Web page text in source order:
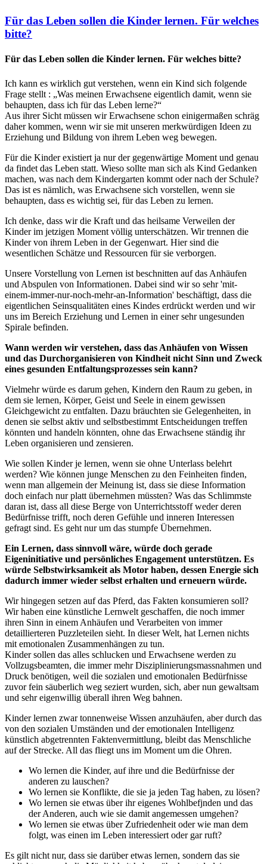
Für das Leben sollen die Kinder lernen. Für welches
bitte?
Für das Leben sollen die Kinder lernen. Für welches bitte?
Ich kann es wirklich gut verstehen, wenn ein Kind sich folgende
Frage stellt : „Was meinen Erwachsene eigentlich damit, wenn sie
behaupten, dass ich für das Leben lerne?“
Aus ihrer Sicht müssen wir Erwachsene schon einigermaßen schräg
daher kommen, wenn wir sie mit unseren merkwürdigen Ideen zu
Erziehung und Bildung von ihrem Leben weg bewegen.
Für die Kinder existiert ja nur der gegenwärtige Moment und genau
da findet das Leben statt. Wieso sollte man sich als Kind Gedanken
machen, was nach dem Kindergarten kommt oder nach der Schule?
Das ist es nämlich, was Erwachsene sich vorstellen, wenn sie
behaupten, dass es wichtig sei, für das Leben zu lernen.
Ich denke, dass wir die Kraft und das heilsame Verweilen der
Kinder im jetzigen Moment völlig unterschätzen. Wir trennen die
Kinder von ihrem Leben in der Gegenwart. Hier sind die
wesentlichen Schätze und Ressourcen für sie verborgen.
Unsere Vorstellung von Lernen ist beschnitten auf das Anhäufen
und Abspulen von Informationen. Dabei sind wir so sehr 'mit-
einem-immer-nur-noch-mehr-an-Information' beschäftigt, dass die
eigentlichen Seinsqualitäten eines Kindes erdrückt werden und wir
uns im Bereich Erziehung und Lernen in einer sehr ungesunden
Spirale befinden.
Wann werden wir verstehen, dass das Anhäufen von Wissen
und das Durchorganisieren von Kindheit nicht Sinn und Zweck
eines gesunden Entfaltungsprozesses sein kann?
Vielmehr würde es darum gehen, Kindern den Raum zu geben, in
dem sie lernen, Körper, Geist und Seele in einem gewissen
Gleichgewicht zu entfalten. Dazu bräuchten sie Gelegenheiten, in
denen sie selbst aktiv und selbstbestimmt Entscheidungen treffen
könnten und handeln könnten, ohne das Erwachsene ständig ihr
Leben organisieren und zensieren.
Wie sollen Kinder je lernen, wenn sie ohne Unterlass belehrt
werden? Wie können junge Menschen zu den Feinheiten finden,
wenn man allgemein der Meinung ist, dass sie diese Information
doch einfach nur platt übernehmen müssten? Was das Schlimmste
daran ist, dass all diese Berge von Unterrichtsstoff weder deren
Bedürfnisse trifft, noch deren Gefühle und inneren Interessen
gefragt sind. Es geht nur um das stumpfe Übernehmen.
Ein Lernen, dass sinnvoll wäre, würde doch gerade
Eigeninitiative und persönliches Engagement unterstützen. Es
würde Selbstwirksamkeit als Motor haben, dessen Energie sich
dadurch immer wieder selbst erhalten und erneuern würde.
Wir hingegen setzen auf das Pferd, das Fakten konsumieren soll?
Wir haben eine künstliche Lernwelt geschaffen, die noch immer
ihren Sinn in einem Anhäufen und Verarbeiten von immer
detaillierteren Puzzleteilen sieht. In dieser Welt, hat Lernen nichts
mit emotionalen Zusammenhängen zu tun.
Kinder sollen das alles schlucken und Erwachsene werden zu
Vollzugsbeamten, die immer mehr Disziplinierungsmassnahmen und
Druck benötigen, weil die sozialen und emotionalen Bedürfnisse
zuvor fein säuberlich weg seziert wurden, sich, aber nun gewaltsam
und sehr eigenwillig überall ihren Weg bahnen.
Kinder lernen zwar tonnenweise Wissen anzuhäufen, aber durch das
von den sozialen Umständen und der emotionalen Intelligenz
künstlich abgetrennten Faktenvermittlung, bleibt das Menschliche
auf der Strecke. All das fliegt uns im Moment um die Ohren.
Wo lernen die Kinder, auf ihre und die Bedürfnisse der
anderen zu lauschen?
Wo lernen sie Konflikte, die sie ja jeden Tag haben, zu lösen?
Wo lernen sie etwas über ihr eigenes Wohlbefjnden und das
der Anderen, auch wie sie damit angemessen umgehen?
Wo lernen sie etwas über Zufriedenheit oder wie man dem
folgt, was einen im Leben interessiert oder gar ruft?
Es gilt nicht nur, dass sie darüber etwas lernen, sondern das sie